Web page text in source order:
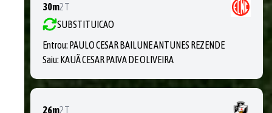
30m2T
SUBSTITUICAO
Entrou: PAULO CESAR BAILUNE ANTUNES REZENDE
Saiu: KAUÃ CESAR PAIVA DE OLIVEIRA
26m2T